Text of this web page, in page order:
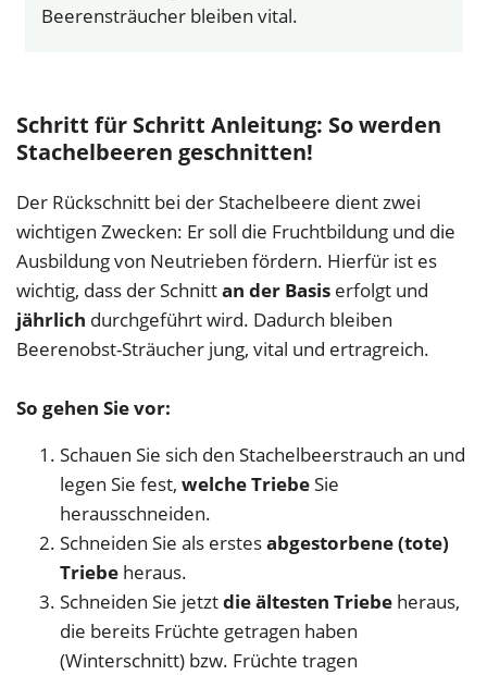
Beerensträucher bleiben vital.
Schritt für Schritt Anleitung: So werden
Stachelbeeren geschnitten!
Der Rückschnitt bei der Stachelbeere dient zwei
wichtigen Zwecken: Er soll die Fruchtbildung und die
Ausbildung von Neutrieben fördern. Hierfür ist es
wichtig, dass der Schnittan der Basis erfolgt und
jährlich durchgeführt wird. Dadurch bleiben
Beerenobst-Sträucher jung, vital und ertragreich.
So gehen Sie vor:
Schauen Sie sich den Stachelbeerstrauch an und
legen Sie fest, welche TriebeSie
herausschneiden.
Schneiden Sie als erstesabgestorbene (tote)
Triebe heraus.
Schneiden Sie jetztdie ältesten Triebe heraus,
die bereits Früchte getragen haben
(Winterschnitt) bzw. Früchte tragen